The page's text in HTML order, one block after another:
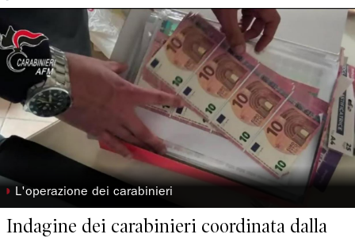
◗ L'operazione dei carabinieri
Indagine dei carabinieri coordinata dalla